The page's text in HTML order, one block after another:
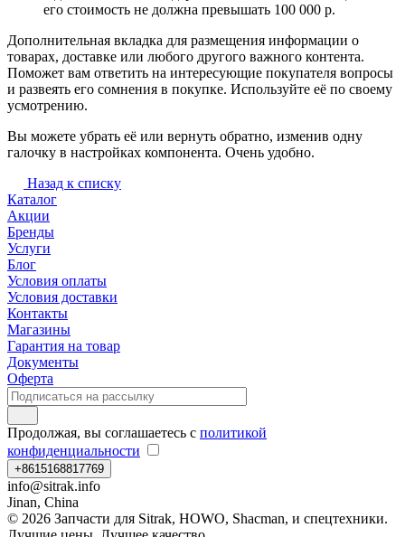
его стоимость не должна превышать 100 000 р.
Дополнительная вкладка для размещения информации о
товарах, доставке или любого другого важного контента.
Поможет вам ответить на интересующие покупателя вопросы
и развеять его сомнения в покупке. Используйте её по своему
усмотрению.
Вы можете убрать её или вернуть обратно, изменив одну
галочку в настройках компонента. Очень удобно.
Назад к списку
Каталог
Акции
Бренды
Услуги
Блог
Условия оплаты
Условия доставки
Контакты
Магазины
Гарантия на товар
Документы
Оферта
Продолжая, вы соглашаетесь с политикой
конфиденциальности
+8615168817769
info@sitrak.info
Jinan, China
© 2026 Запчасти для Sitrak, HOWO, Shacman, и спецтехники.